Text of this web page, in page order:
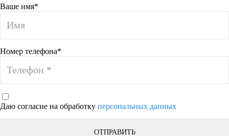
Ваше имя*
Номер телефона*
Даю согласие на обработку персональных данных
ОТПРАВИТЬ